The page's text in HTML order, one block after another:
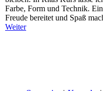
Farbe, Form und Technik.
Freude bereitet und Spaß
Weiter